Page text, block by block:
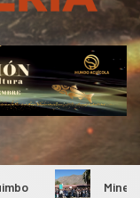
Minera Los Pelambres